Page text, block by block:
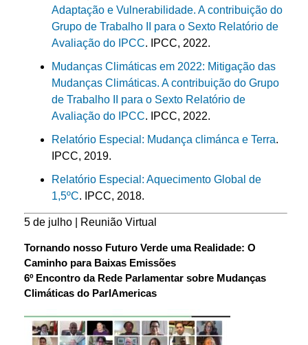
Adaptação e Vulnerabilidade. A contribuição do
Grupo de Trabalho II para o Sexto Relatório de
Avaliação do IPCC. IPCC, 2022.
Mudanças Climáticas em 2022: Mitigação das
Mudanças Climáticas. A contribuição do Grupo
de Trabalho II para o Sexto Relatório de
Avaliação do IPCC. IPCC, 2022.
Relatório Especial: Mudança climánca e Terra.
IPCC, 2019.
Relatório Especial: Aquecimento Global de
1,5ºC. IPCC, 2018.
5 de julho | Reunião Virtual
Tornando nosso Futuro Verde uma Realidade: O
Caminho para Baixas Emissões
6º Encontro da Rede Parlamentar sobre Mudanças
Climáticas do ParlAmericas